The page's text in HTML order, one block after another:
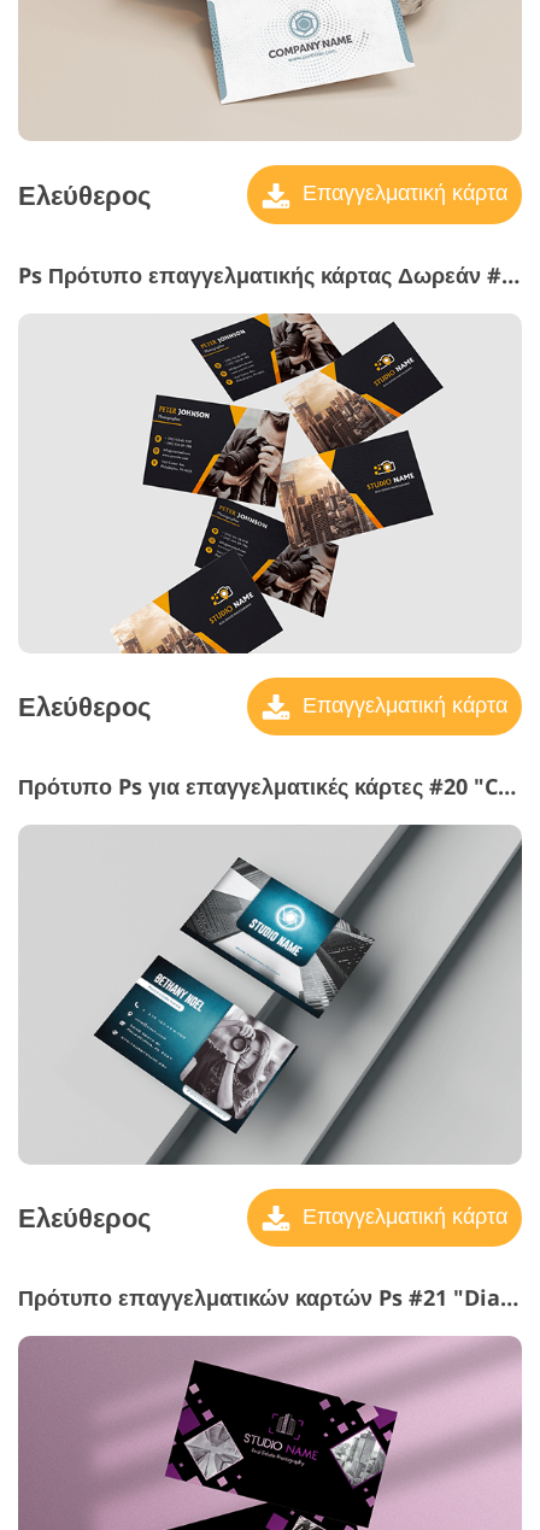
Ελεύθερος Επαγγελματική κάρτα
Ps Πρότυπο επαγγελματικής κάρτας Δωρεάν #19 "Discreet Elegance"
Ελεύθερος Επαγγελματική κάρτα
Πρότυπο Ps για επαγγελματικές κάρτες #20 "City View"
Ελεύθερος Επαγγελματική κάρτα
Πρότυπο επαγγελματικών καρτών Ps #21 "Diamonds and Circles"